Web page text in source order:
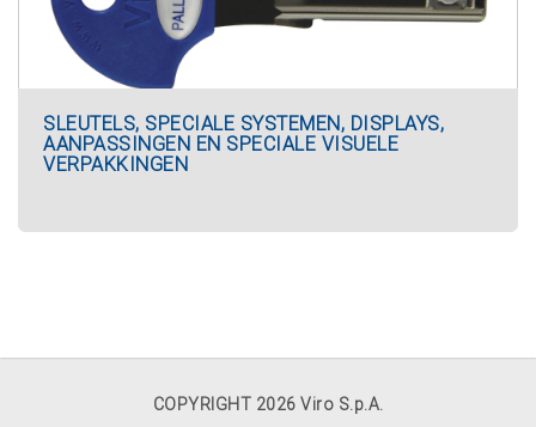
SLEUTELS, SPECIALE SYSTEMEN, DISPLAYS,
AANPASSINGEN EN SPECIALE VISUELE
VERPAKKINGEN
COPYRIGHT 2026 Viro S.p.A.